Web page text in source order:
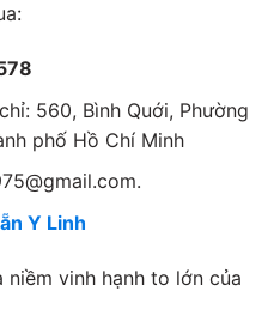
560, Bình Quới, Phường
phố Hồ Chí Minh
Y Linh
vinh hạnh to lớn của